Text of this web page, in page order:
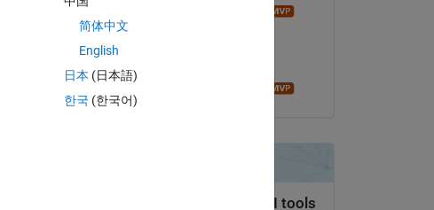
il 23 Mag 2018
简体中文
English
日本 (日本語)
한국 (한국어)